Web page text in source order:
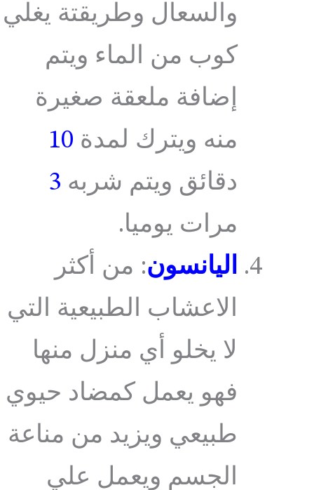
والسعال وطريقتة يغلي
كوب من الماء ويتم
إضافة ملعقة صغيرة
منه ويترك لمدة 10
دقائق ويتم شربه 3
مرات يوميا.
اليانسون: من أكثر
الاعشاب الطبيعية التي
لا يخلو أي منزل منها
فهو يعمل كمضاد حيوي
طبيعي ويزيد من مناعة
الجسم ويعمل علي